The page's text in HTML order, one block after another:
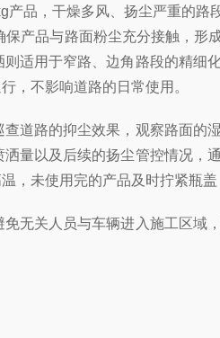
品，干燥多风、扬尘严重的
产品与路面粉尘充分接触，
适用于窄路、边角路段的精
，不影响道路的日常使用。
道路的抑尘效果，观察路面
量以及后续的扬尘管控情况
未使用完的产品及时拧紧瓶
无关人员与车辆进入施工区